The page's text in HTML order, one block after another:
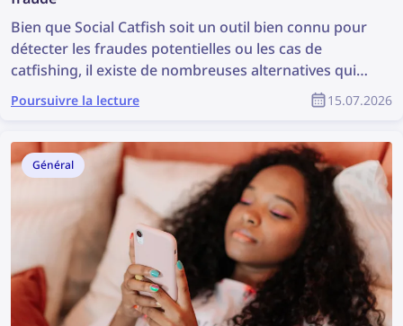
Bien que Social Catfish soit un outil bien connu pour
détecter les fraudes potentielles ou les cas de
catfishing, il existe de nombreuses alternatives qui
peuvent être encore plus efficaces. Découvrez les
meilleures alternatives à Social Catfish pour la
fraude.
Poursuivre la lecture 15.07.2026
Général